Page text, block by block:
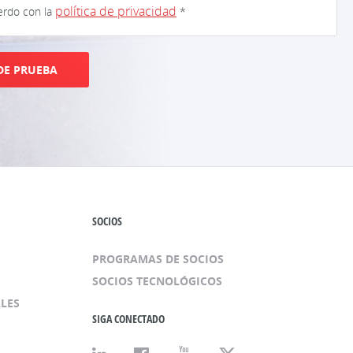
con la política de privacidad *
PRUEBA
SOCIOS
PROGRAMAS DE SOCIOS
SOCIOS TECNOLÓGICOS
SIGA CONECTADO